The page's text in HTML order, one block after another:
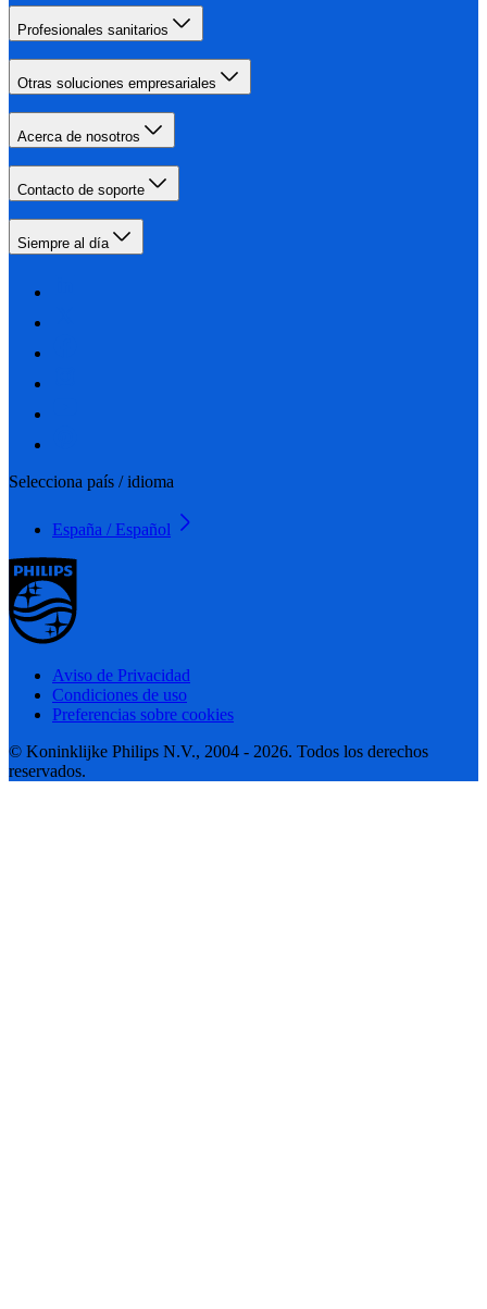
Profesionales sanitarios
Otras soluciones empresariales
Acerca de nosotros
Contacto de soporte
Siempre al día
Selecciona país / idioma
España / Español
Aviso de Privacidad
Condiciones de uso
Preferencias sobre cookies
© Koninklijke Philips N.V., 2004 - 2026. Todos los derechos
reservados.